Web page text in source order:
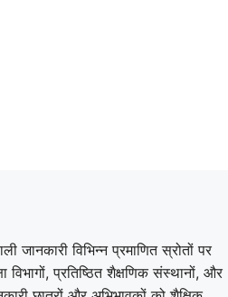
जानकारी विभिन्न प्रमाणित स्रोतों पर
विभागों, प्रतिष्ठित शैक्षणिक संस्थानों, और